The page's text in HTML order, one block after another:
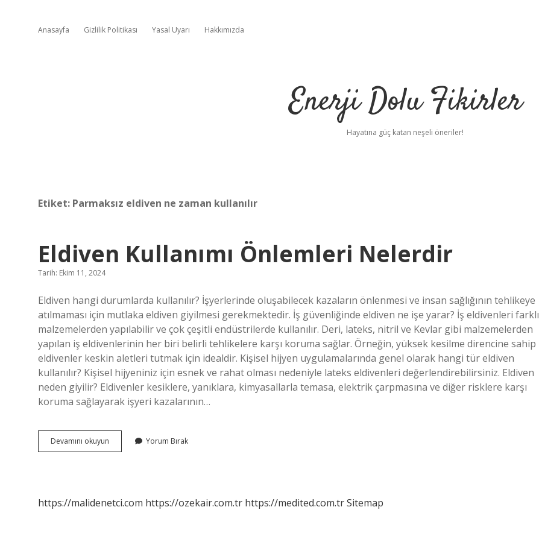
Anasayfa Gizlilik Politikası Yasal Uyarı Hakkımızda
Enerji Dolu Fikirler
Hayatına güç katan neşeli öneriler!
Etiket: Parmaksız eldiven ne zaman kullanılır
Eldiven Kullanımı Önlemleri Nelerdir
Tarih: Ekim 11, 2024
Eldiven hangi durumlarda kullanılır? İşyerlerinde oluşabilecek kazaların önlenmesi ve insan sağlığının tehlikeye
atılmaması için mutlaka eldiven giyilmesi gerekmektedir. İş güvenliğinde eldiven ne işe yarar? İş eldivenleri farklı
malzemelerden yapılabilir ve çok çeşitli endüstrilerde kullanılır. Deri, lateks, nitril ve Kevlar gibi malzemelerden
yapılan iş eldivenlerinin her biri belirli tehlikelere karşı koruma sağlar. Örneğin, yüksek kesilme direncine sahip
eldivenler keskin aletleri tutmak için idealdir. Kişisel hijyen uygulamalarında genel olarak hangi tür eldiven
kullanılır? Kişisel hijyeniniz için esnek ve rahat olması nedeniyle lateks eldivenleri değerlendirebilirsiniz. Eldiven
neden giyilir? Eldivenler kesiklere, yanıklara, kimyasallarla temasa, elektrik çarpmasına ve diğer risklere karşı
koruma sağlayarak işyeri kazalarının…
Devamını okuyun
Kullanımı
Yorum Bırak
https://malidenetci.com https://ozekair.com.tr https://medited.com.trSitemap